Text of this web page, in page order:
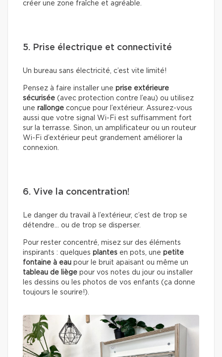
créer une zone fraîche et agréable.
5. Prise électrique et connectivité
Un bureau sans électricité, c’est vite limité!
Pensez à faire installer une prise extérieure
sécurisée (avec protection contre l’eau) ou utilisez
une rallonge conçue pour l’extérieur. Assurez-vous
aussi que votre signal Wi-Fi est suffisamment fort
sur la terrasse. Sinon, un amplificateur ou un routeur
Wi-Fi d’extérieur peut grandement améliorer la
connexion.
6. Vive la concentration!
Le danger du travail à l’extérieur, c’est de trop se
détendre… ou de trop se disperser.
Pour rester concentré, misez sur des éléments
inspirants : quelques plantes en pots, une petite
fontaine à eau pour le bruit apaisant ou même un
tableau de liège pour vos notes du jour ou installer
les dessins ou les photos de vos enfants (ça donne
toujours le sourire!).